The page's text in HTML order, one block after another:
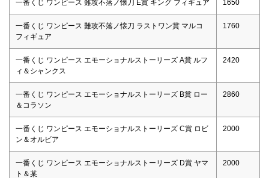
一番くじ ワンピース 難攻不落ノ懐刀 E賞 キング フィギュア 1650
一番くじ ワンピース 難攻不落ノ懐刀 ラストワン賞 マルコ
フィギュア
1760
一番くじ ワンピース エモーショナルストーリーズ A賞 ルフ
ィ＆シャンクス
2420
一番くじ ワンピース エモーショナルストーリーズ B賞 ロー
＆コラソン
2860
一番くじ ワンピース エモーショナルストーリーズ C賞 ロビ
ン＆オルビア
2000
一番くじ ワンピース エモーショナルストーリーズ D賞 ヤマ
ト＆某
2000